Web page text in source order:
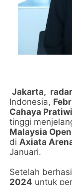
Jakarta,
Indonesia,
Cahaya
tinggi
Malaysia
di Axiata
Januari.
Setelah
2024 untuk